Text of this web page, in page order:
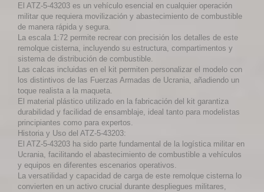
El ATZ-5-43203 es un vehículo esencial en cualquier operación
militar que requiera movilización y abastecimiento de combustible
de manera rápida y segura.
La escala 1:72 permite recrear con precisión los detalles de este
remolque cisterna, incluyendo su estructura, compartimentos y
sistema de distribución de combustible.
Las calcas incluidas en el kit permiten personalizar el modelo con
los distintivos de las Fuerzas Armadas de Ucrania, añadiendo un
toque realista a la maqueta.
El material plástico utilizado en la fabricación del kit garantiza
durabilidad y facilidad de ensamblaje, ideal tanto para modelistas
principiantes como para expertos.
Historia y Uso del ATZ-5-43203:
El ATZ-5-43203 ha sido parte fundamental de la logística militar en
Ucrania, facilitando el abastecimiento de combustible a vehículos
y equipos en diferentes escenarios operativos.
La versatilidad y capacidad de carga de este remolque cisterna lo
convierten en un activo crucial durante despliegues militares,